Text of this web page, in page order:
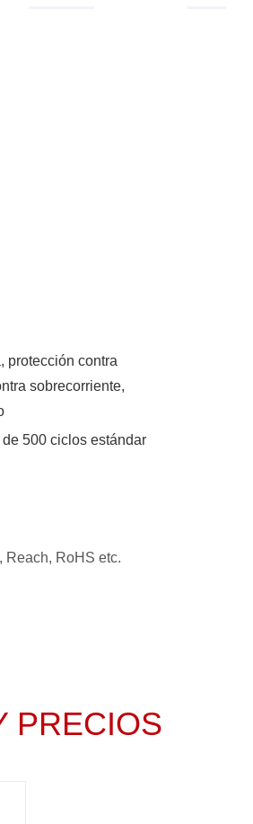
protección contra
sobrecorriente,
500 ciclos estándar
Reach, RoHS etc.
PRECIOS